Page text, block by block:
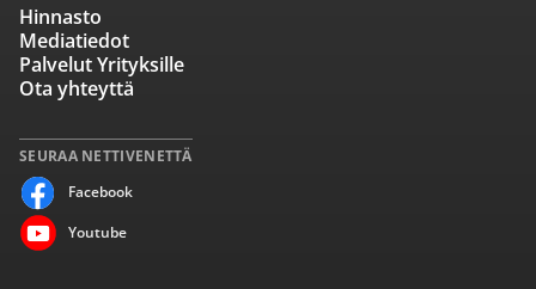
SEURAA NETTIVENETTÄ
Facebook
Youtube
Hinnasto
Mediatiedot
Palvelut Yrityksille
Ota yhteyttä